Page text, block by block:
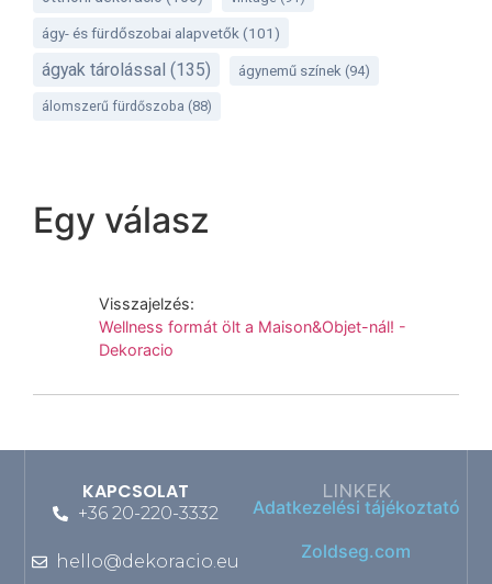
ágy- és fürdőszobai alapvetők(101)
ágyak tárolással (135) ágynemű színek (94)
álomszerű fürdőszoba (88)
Egy válasz
Visszajelzés:
Wellness formát ölt a Maison&Objet-nál! -
Dekoracio
KAPCSOLAT
+36 20-220-3332
hello@dekoracio.eu
LINKEK
Adatkezelési tájékoztató
Zoldseg.com